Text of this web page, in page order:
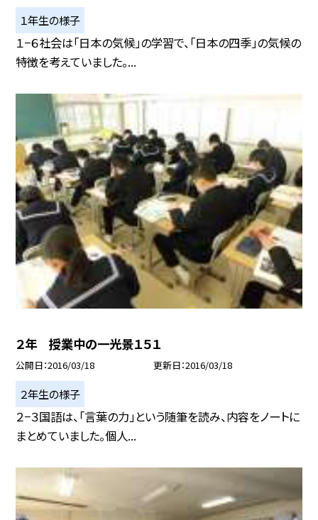
１年生の様子
１−６社会は「日本の気候」の学習で、「日本の四季」の気候の
特徴を考えていました。...
２年 授業中の一光景１５１
公開日 2016/03/18 更新日 2016/03/18
２年生の様子
２−３国語は、「言葉の力」という随筆を読み、内容をノートに
まとめていました。個人...